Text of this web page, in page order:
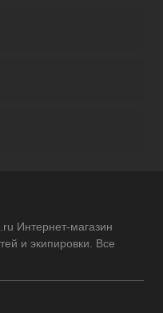
Интернет-магазин
и экипировки. Все